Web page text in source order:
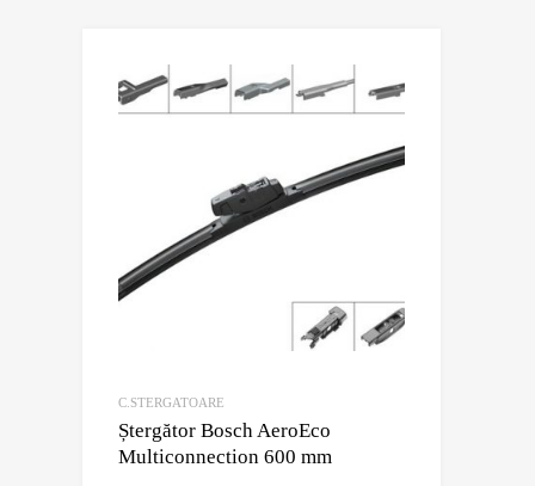
C.STERGATOARE
Ștergător Bosch AeroEco
Multiconnection 600 mm